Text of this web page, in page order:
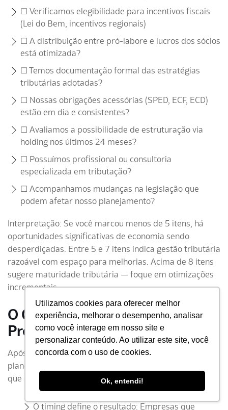
Utilizamos cookies para oferecer melhor
experiência, melhorar o desempenho, analisar
como você interage em nosso site e
personalizar conteúdo. Ao utilizar este site, você
concorda com o uso de cookies.
Ok, entendi!
☐ Verificamos elegibilidade para incentivos fiscais
(Lei do Bem, incentivos regionais)
☐ A distribuição entre pró-labore e lucros dos sócios
está otimizada?
☐ Temos documentação formal das estratégias
tributárias adotadas?
☐ Nossas obrigações acessórias (SPED, ECF, ECD)
estão em dia e consistentes?
☐ Avaliamos a possibilidade de estruturação via
holding nos últimos 24 meses?
☐ Possuímos profissional ou consultoria
especializada em tributação?
☐ Acompanhamos mudanças na legislação que
podem afetar nosso planejamento?
Interpretação: Se você marcou menos de 5 itens, há
oportunidades significativas de economia sendo
desperdiçadas. Entre 5 e 7 itens indica gestão tributária
razoável com espaço para melhorias. Acima de 8 itens
sugere maturidade tributária — foque em otimizações
incrementais.
O Que Gestores e CFOs
Precisam Saber
Após analisar centenas de implementações de
planejamento tributário, identificamos padrões críticos
que determinam o sucesso ou fracasso das estratégias:
O timing define o resultado: Empresas que